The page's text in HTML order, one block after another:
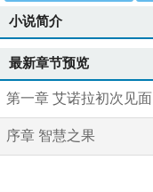
小说简介
最新章节预览
第一章 艾诺拉初次见面
序章 智慧之果